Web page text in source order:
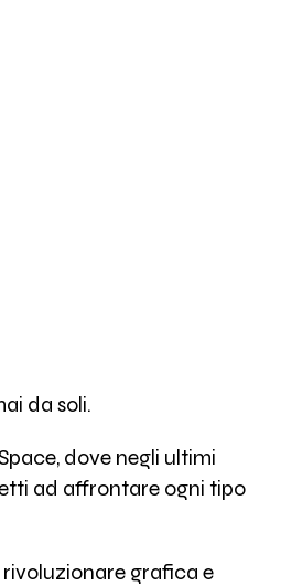
da soli.
dove negli ultimi
ad affrontare ogni tipo
grafica e